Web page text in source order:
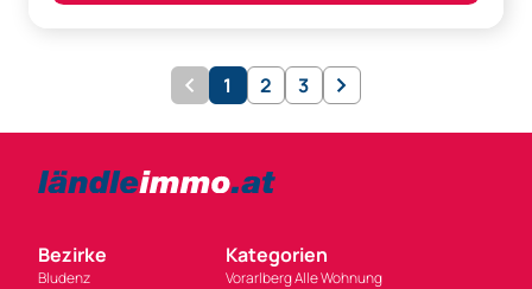
1 2 3
Bezirke
Bludenz
Kategorien
Vorarlberg Alle Wohnung